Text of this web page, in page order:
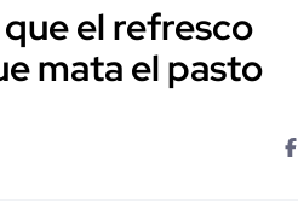
el refresco
mata el pasto